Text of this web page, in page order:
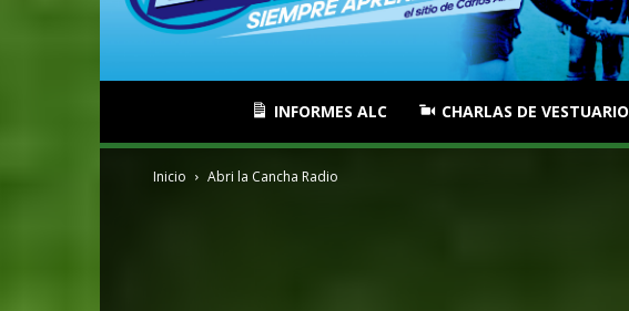
INFORMES ALC CHARLAS DE VESTUARIO
Inicio Abri la Cancha Radio